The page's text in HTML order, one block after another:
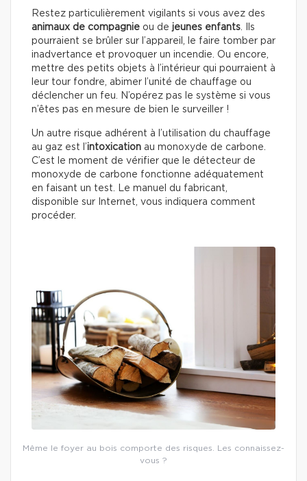
Restez particulièrement vigilants si vous avez des
animaux de compagnie ou de jeunes enfants. Ils
pourraient se brûler sur l’appareil, le faire tomber par
inadvertance et provoquer un incendie. Ou encore,
mettre des petits objets à l’intérieur qui pourraient à
leur tour fondre, abimer l’unité de chauffage ou
déclencher un feu. N’opérez pas le système si vous
n’êtes pas en mesure de bien le surveiller !
Un autre risque adhérent à l’utilisation du chauffage
au gaz est l’intoxication au monoxyde de carbone.
C’est le moment de vérifier que le détecteur de
monoxyde de carbone fonctionne adéquatement
en faisant un test. Le manuel du fabricant,
disponible sur Internet, vous indiquera comment
procéder.
Même le foyer au bois comporte des risques. Les connaissez-
vous ?